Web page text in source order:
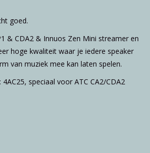
goed.
& CDA2 & Innuos Zen Mini streamer en
hoge kwaliteit waar je iedere speaker
van muziek mee kan laten spelen.
speciaal voor ATC CA2/CDA2